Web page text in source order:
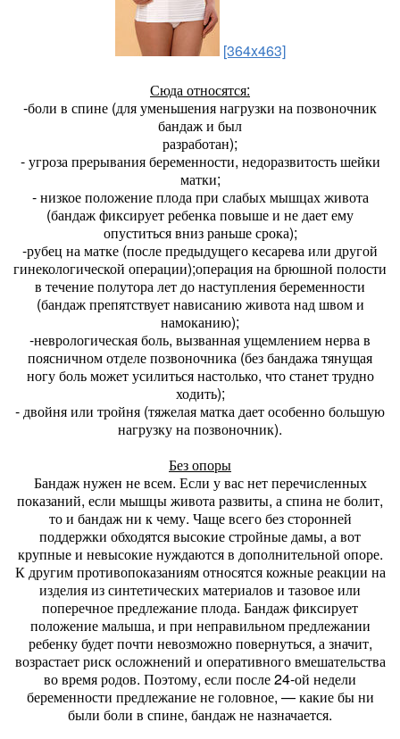
[364x463]
Сюда относятся:
-боли в спине (для уменьшения нагрузки на позвоночник
бандаж и был
разработан);
- угроза прерывания беременности, недоразвитость шейки
матки;
- низкое положение плода при слабых мышцах живота
(бандаж фиксирует ребенка повыше и не дает ему
опуститься вниз раньше срока);
-рубец на матке (после предыдущего кесарева или другой
гинекологической операции);операция на брюшной полости
в течение полутора лет до наступления беременности
(бандаж препятствует нависанию живота над швом и
намоканию);
-неврологическая боль, вызванная ущемлением нерва в
поясничном отделе позвоночника (без бандажа тянущая
ногу боль может усилиться настолько, что станет трудно
ходить);
- двойня или тройня (тяжелая матка дает особенно большую
нагрузку на позвоночник).
Без опоры
Бандаж нужен не всем. Если у вас нет перечисленных
показаний, если мышцы живота развиты, а спина не болит,
то и бандаж ни к чему. Чаще всего без сторонней
поддержки обходятся высокие стройные дамы, а вот
крупные и невысокие нуждаются в дополнительной опоре.
К другим противопоказаниям относятся кожные реакции на
изделия из синтетических материалов и тазовое или
поперечное предлежание плода. Бандаж фиксирует
положение малыша, и при неправильном предлежании
ребенку будет почти невозможно повернуться, а значит,
возрастает риск осложнений и оперативного вмешательства
во время родов. Поэтому, если после 24-ой недели
беременности предлежание не головное, — какие бы ни
были боли в спине, бандаж не назначается.